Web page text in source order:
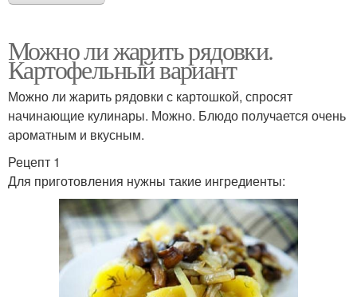
Можно ли жарить рядовки.
Картофельный вариант
Можно ли жарить рядовки с картошкой, спросят
начинающие кулинары. Можно. Блюдо получается очень
ароматным и вкусным.
Рецепт 1
Для приготовления нужны такие ингредиенты: